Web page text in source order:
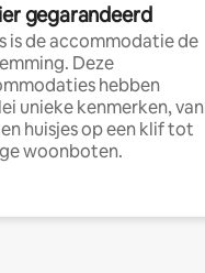
gegarandeerd
is de accommodatie de
Deze
hebben
unieke kenmerken, van
huisjes op een klif tot
woonboten.